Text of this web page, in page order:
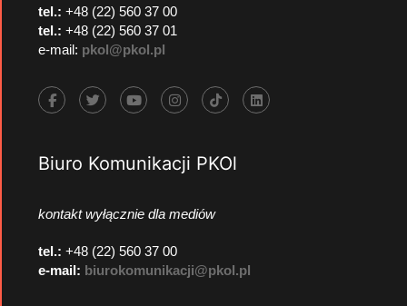
tel.: +48 (22) 560 37 00
tel.: +48 (22) 560 37 01
e-mail: pkol@pkol.pl
Biuro Komunikacji PKOl
kontakt wyłącznie dla mediów
tel.: +48 (22) 560 37 00
e-mail: biurokomunikacji@pkol.pl